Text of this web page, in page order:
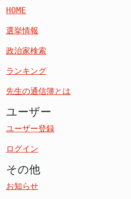
HOME
選挙情報
政治家検索
ランキング
先生の通信簿とは
ユーザー
ユーザー登録
ログイン
その他
お知らせ